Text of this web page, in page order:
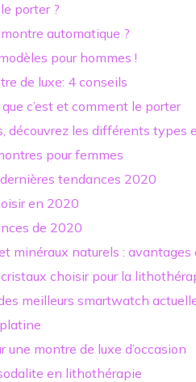
porter ?
automatique ?
pour hommes !
de luxe: 4 conseils
c’est et comment le porter
découvrez les différents
pour femmes
tendances 2020
en 2020
de 2020
minéraux naturels : avantages
choisir pour la
meilleurs smartwatch
une montre de luxe d’occasion
en lithothérapie